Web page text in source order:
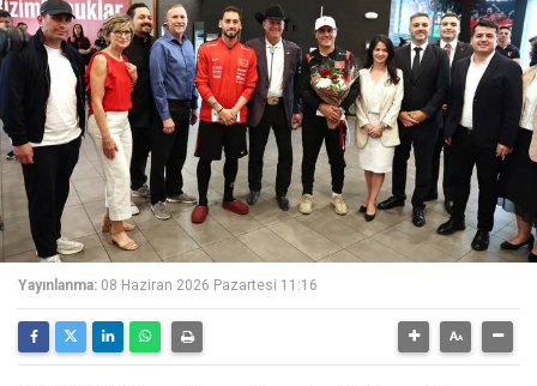
Yayınlanma: 08 Haziran 2026 Pazartesi 11:16